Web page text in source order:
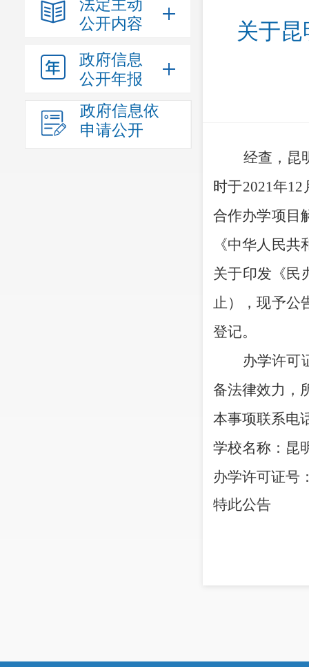
法定主动
公开内容
政府信息
公开年报
政府信息依
申请公开
关于
经查， 昆
时于2021年12
合作办学项目
《中华人民
关于印发《民
止），现予公
登记。
办学许可
备法律效力，
本事项联系电
学校名称： 昆
办学许可证号
特此公告